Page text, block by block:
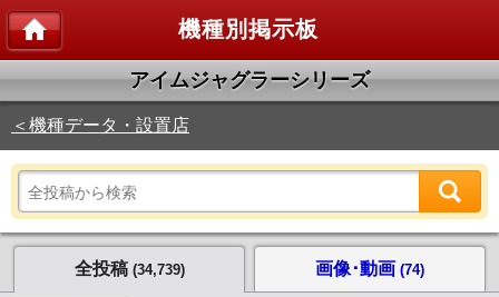
機種別掲示板
アイムジャグラーシリーズ
＜機種データ・設置店
全投稿 (34,739) 画像･動画 (74)